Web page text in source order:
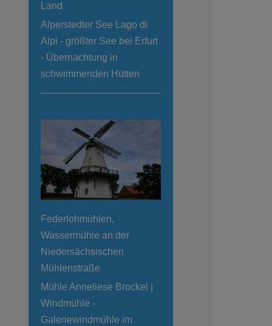
Land
Alperstedter See Lago di
Alpi - größter See bei Erfurt
- Übernachtung in
schwimmenden Hütten
Federlohmühlen,
Wassermühle an der
Niedersächsischen
Mühlenstraße
Mühle Anneliese Brockel |
Windmühle -
Galeriewindmühle im